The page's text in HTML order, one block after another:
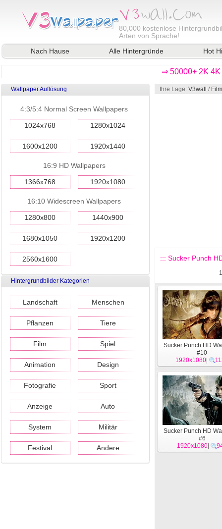
80,000 kostenlose
Arten von Sprache!
Nach Hause
Alle Hintergründe Hot
⇒ 50000+ 2K
Wallpaper Auflösung
4:3/5:4 Normal Screen Wallpapers
1024x768 1280x1024
1600x1200 1920x1440
16:9 HD Wallpapers
1366x768 1920x1080
16:10 Widescreen Wallpapers
1280x800 1440x900
1680x1050 1920x1200
2560x1600
Hintergrundbilder Kategorien
Landschaft Menschen
Pflanzen Tiere
Film Spiel
Animation Design
Fotografie Sport
Anzeige Auto
System Militär
Festival Andere
Ihre Lage: V3wall /
::: Sucker Punch
Sucker Punch HD
#10
1920x1080
Sucker Punch HD
#6
1920x1080